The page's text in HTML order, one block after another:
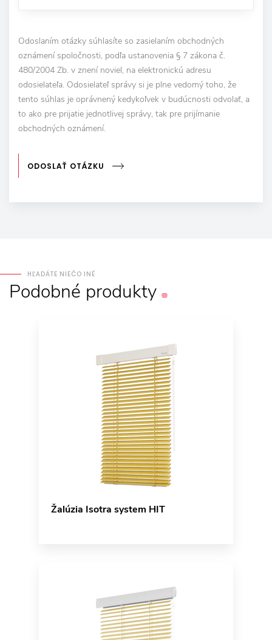
Odoslaním otázky súhlasíte so zasielaním obchodných
oznámení spoločnosti, podľa ustanovenia § 7 zákona č.
480/2004 Zb. v znení noviel, na elektronickú adresu
odosielateľa. Odosielateľ správy si je plne vedomý toho, že
tento súhlas je oprávnený kedykoľvek v budúcnosti odvolať, a
to ako pre prijatie jednotlivej správy, tak pre prijímanie
obchodných oznámení.
ODOSLAŤ OTÁZKU
HĽADÁTE NIEČO INÉ
Podobné produkty
Žalúzia Isotra system HIT